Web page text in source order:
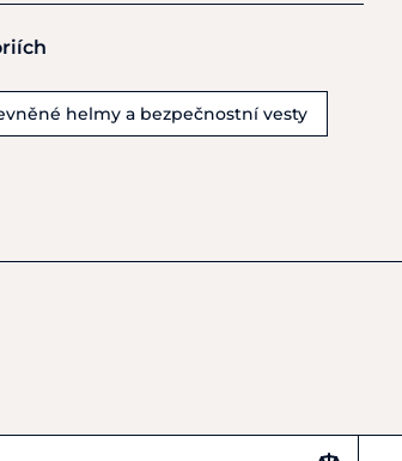
helmy a bezpečnostní vesty